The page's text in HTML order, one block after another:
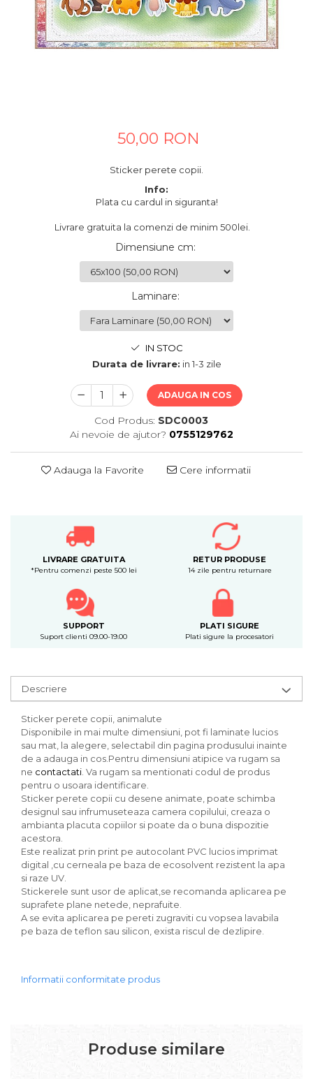
Tablouri canvas personalizate
50,00 RON
Sticker perete copii.
Info:
Plata cu cardul in siguranta!
Livrare gratuita la comenzi de minim 500lei.
Dimensiune cm:
Laminare:
IN STOC
Durata de livrare: in 1-3 zile
ADAUGA IN COS
Cod Produs: SDC0003
Ai nevoie de ajutor? 0755129762
Adauga la Favorite Cere informatii
LIVRARE GRATUITA
*Pentru comenzi peste 500 lei
RETUR PRODUSE
14 zile pentru returnare
SUPPORT
Suport clienti 09.00-19.00
PLATI SIGURE
Plati sigure la procesatori
Descriere
Sticker perete copii, animalute
Disponibile in mai multe dimensiuni, pot fi laminate lucios
sau mat, la alegere, selectabil din pagina produsului inainte
de a adauga in cos.Pentru dimensiuni atipice va rugam sa
ne contactati . Va rugam sa mentionati codul de produs
pentru o usoara identificare.
Sticker perete copii cu desene animate, poate schimba
designul sau infrumuseteaza camera copilului, creaza o
ambianta placuta copiilor si poate da o buna dispozitie
acestora.
Este realizat prin print pe autocolant PVC lucios imprimat
digital ,cu cerneala pe baza de ecosolvent rezistent la apa
si raze UV.
Stickerele sunt usor de aplicat,se recomanda aplicarea pe
suprafete plane netede, neprafuite.
A se evita aplicarea pe pereti zugraviti cu vopsea lavabila
pe baza de teflon sau silicon, exista riscul de dezlipire.
Informatii conformitate produs
Produse similare